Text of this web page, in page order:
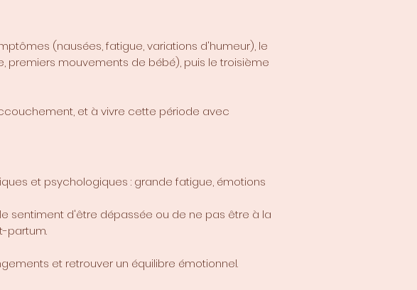
(nausées, fatigue, variations d'humeur), le
premiers mouvements de bébé), puis le troisième
et à vivre cette période avec
et psychologiques : grande fatigue, émotions
sentiment d'être dépassée ou de ne pas être à la
partum.
et retrouver un équilibre émotionnel.